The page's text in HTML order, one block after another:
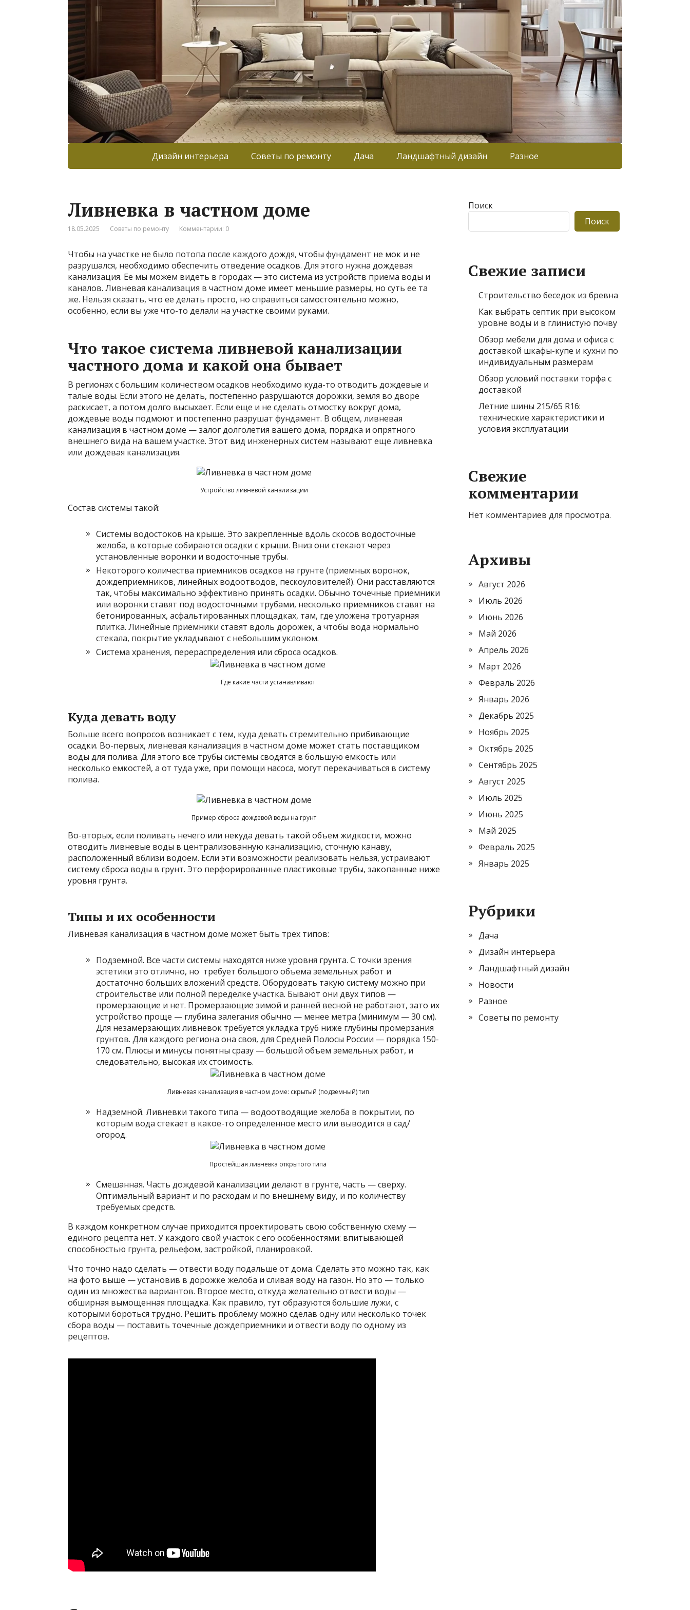
Дизайн интерьера Советы по ремонту Дача Ландшафтный дизайн Разное
Ливневка в частном доме
18.05.2025 Советы по ремонту Комментарии: 0
Чтобы на участке не было потопа после каждого дождя, чтобы фундамент не мок и не
разрушался, необходимо обеспечить отведение осадков. Для этого нужна дождевая
канализация. Ее мы можем видеть в городах — это система из устройств приема воды и
каналов. Ливневая канализация в частном доме имеет меньшие размеры, но суть ее та
же. Нельзя сказать, что ее делать просто, но справиться самостоятельно можно,
особенно, если вы уже что-то делали на участке своими руками.
Что такое система ливневой канализации
частного дома и какой она бывает
В регионах с большим количеством осадков необходимо куда-то отводить дождевые и
талые воды. Если этого не делать, постепенно разрушаются дорожки, земля во дворе
раскисает, а потом долго высыхает. Если еще и не сделать отмостку вокруг дома,
дождевые воды подмоют и постепенно разрушат фундамент. В общем, ливневая
канализация в частном доме — залог долголетия вашего дома, порядка и опрятного
внешнего вида на вашем участке. Этот вид инженерных систем называют еще ливневка
или дождевая канализация.
Устройство ливневой канализации
Состав системы такой:
Системы водостоков на крыше. Это закрепленные вдоль скосов водосточные
желоба, в которые собираются осадки с крыши. Вниз они стекают через
установленные воронки и водосточные трубы.
Некоторого количества приемников осадков на грунте (приемных воронок,
дождеприемников, линейных водоотводов, пескоуловителей). Они расставляются
так, чтобы максимально эффективно принять осадки. Обычно точечные приемники
или воронки ставят под водосточными трубами, несколько приемников ставят на
бетонированных, асфальтированных площадках, там, где уложена тротуарная
плитка. Линейные приемники ставят вдоль дорожек, а чтобы вода нормально
стекала, покрытие укладывают с небольшим уклоном.
Система хранения, перераспределения или сброса осадков.
Где какие части устанавливают
Куда девать воду
Больше всего вопросов возникает с тем, куда девать стремительно прибивающие
осадки. Во-первых, ливневая канализация в частном доме может стать поставщиком
воды для полива. Для этого все трубы системы сводятся в большую емкость или
несколько емкостей, а от туда уже, при помощи насоса, могут перекачиваться в систему
полива.
Пример сброса дождевой воды на грунт
Во-вторых, если поливать нечего или некуда девать такой объем жидкости, можно
отводить ливневые воды в централизованную канализацию, сточную канаву,
расположенный вблизи водоем. Если эти возможности реализовать нельзя, устраивают
систему сброса воды в грунт. Это перфорированные пластиковые трубы, закопанные ниже
уровня грунта.
Типы и их особенности
Ливневая канализация в частном доме может быть трех типов:
Подземной. Все части системы находятся ниже уровня грунта. С точки зрения
эстетики это отлично, но требует большого объема земельных работ и
достаточно больших вложений средств. Оборудовать такую систему можно при
строительстве или полной переделке участка. Бывают они двух типов —
промерзающие и нет. Промерзающие зимой и ранней весной не работают, зато их
устройство проще — глубина залегания обычно — менее метра (минимум — 30 см).
Для незамерзающих ливневок требуется укладка труб ниже глубины промерзания
грунтов. Для каждого региона она своя, для Средней Полосы России — порядка 150-
170 см. Плюсы и минусы понятны сразу — большой объем земельных работ, и
следовательно, высокая их стоимость.
Ливневая канализация в частном доме: скрытый (подземный) тип
Надземной. Ливневки такого типа — водоотводящие желоба в покрытии, по
которым вода стекает в какое-то определенное место или выводится в сад/
огород.
Простейшая ливневка открытого типа
Смешанная. Часть дождевой канализации делают в грунте, часть — сверху.
Оптимальный вариант и по расходам и по внешнему виду, и по количеству
требуемых средств.
В каждом конкретном случае приходится проектировать свою собственную схему —
единого рецепта нет. У каждого свой участок с его особенностями: впитывающей
способностью грунта, рельефом, застройкой, планировкой.
Что точно надо сделать — отвести воду подальше от дома. Сделать это можно так, как
на фото выше — установив в дорожке желоба и сливая воду на газон. Но это — только
один из множества вариантов. Второе место, откуда желательно отвести воды —
обширная вымощенная площадка. Как правило, тут образуются большие лужи, с
которыми бороться трудно. Решить проблему можно сделав одну или несколько точек
сбора воды — поставить точечные дождеприемники и отвести воду по одному из
рецептов.
Поиск
Поиск
Свежие записи
Строительство беседок из бревна
Как выбрать септик при высоком
уровне воды и в глинистую почву
Обзор мебели для дома и офиса с
доставкой шкафы-купе и кухни по
индивидуальным размерам
Обзор условий поставки торфа с
доставкой
Летние шины 215/65 R16:
технические характеристики и
условия эксплуатации
Свежие
комментарии
Нет комментариев для просмотра.
Архивы
Август 2026
Июль 2026
Июнь 2026
Май 2026
Апрель 2026
Март 2026
Февраль 2026
Январь 2026
Декабрь 2025
Ноябрь 2025
Октябрь 2025
Сентябрь 2025
Август 2025
Июль 2025
Июнь 2025
Май 2025
Февраль 2025
Январь 2025
Рубрики
Дача
Дизайн интерьера
Ландшафтный дизайн
Новости
Разное
Советы по ремонту